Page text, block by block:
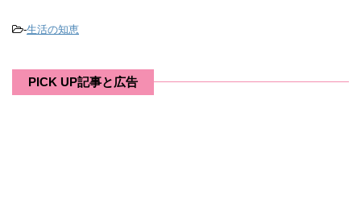
-生活の知恵
PICK UP記事と広告